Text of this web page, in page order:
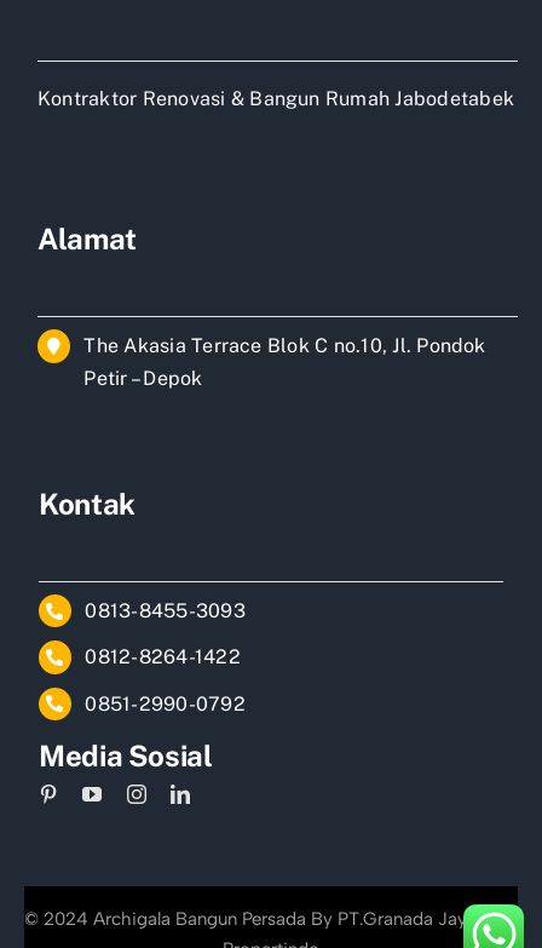
Kontraktor Renovasi & Bangun Rumah Jabodetabek
Alamat
The Akasia Terrace Blok C no.10, Jl. Pondok
Petir – Depok
Kontak
0813-8455-3093
0812-8264-1422
0851-2990-0792
Media Sosial
© 2024 Archigala Bangun Persada By PT.Granada Jayakarta